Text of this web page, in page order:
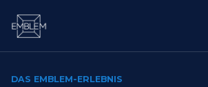
DAS EMBLEM-ERLEBNIS